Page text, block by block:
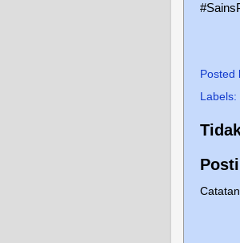
Posted
Labels: